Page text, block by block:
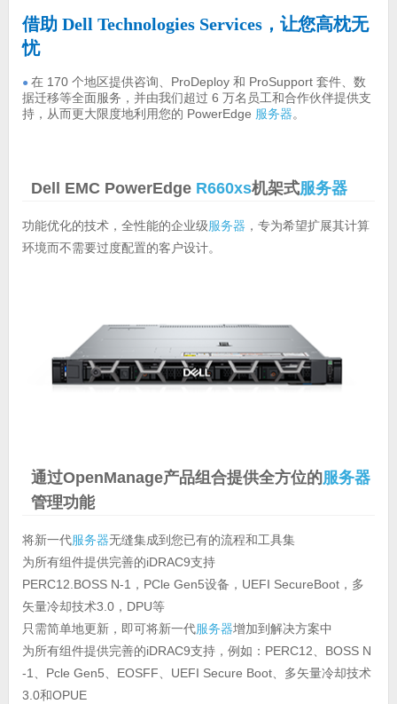
借助 Dell Technologies Services，让您高枕无
忧
● 在 170 个地区提供咨询、ProDeploy 和 ProSupport 套件、数
据迁移等全面服务，并由我们超过 6 万名员工和合作伙伴提供支
持，从而更大限度地利用您的 PowerEdge 服务器。
Dell EMC PowerEdge R660xs机架式服务器
功能优化的技术，全性能的企业级服务器 ，专为希望扩展其计算
环境而不需要过度配置的客户设计。
通过OpenManage产品组合提供全方位的服务器
管理功能
将新一代服务器无缝集成到您已有的流程和工具集
为所有组件提供完善的iDRAC9支持
PERC12.BOSS N-1，PCle Gen5设备，UEFI SecureBoot，多
矢量冷却技术3.0，DPU等
只需简单地更新，即可将新一代服务器增加到解决方案中
为所有组件提供完善的iDRAC9支持，例如：PERC12、BOSS N
-1、Pcle Gen5、EOSFF、UEFI Secure Boot、多矢量冷却技术
3.0和OPUE